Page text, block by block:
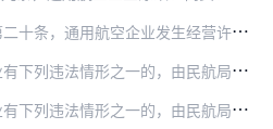
失、损毁、灭失等情况未按规定申请补发的，由民航局或者民航地区管理局责令其限期改正；拒不改正的，给予警告，并处3万…
，由民航局或者民航地区管理局责令其限期改正，给予警告，并处3万元以下的罚款：
民航局或者民航地区管理局责令其限期改正；拒不改正的，给予警告，并处3万元以下的罚款：